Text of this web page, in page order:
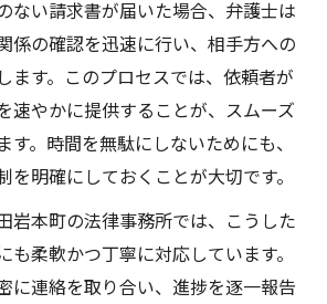
ない請求書が届いた場合、弁護士は
係の確認を迅速に行い、相手方への
ます。このプロセスでは、依頼者が
速やかに提供することが、スムーズ
す。時間を無駄にしないためにも、
を明確にしておくことが大切です。
岩本町の法律事務所では、こうした
も柔軟かつ丁寧に対応しています。
に連絡を取り合い、進捗を逐一報告